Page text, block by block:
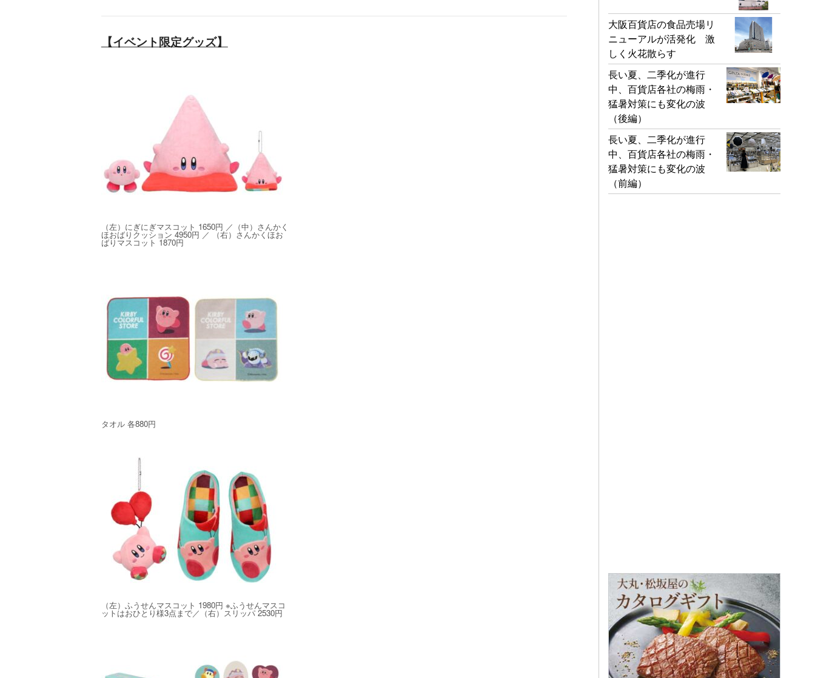
【イベント限定グッズ】
（左）にぎにぎマスコット 1650円 ／（中）さんかく
ほおばりクッション 4950円 ／ （右）さんかくほお
ばりマスコット 1870円
タオル 各880円
（左）ふうせんマスコット 1980円 ※ふうせんマスコ
ットはおひとり様3点まで／（右）スリッパ 2530円
大阪百貨店の食品売場リ
ニューアルが活発化 激
しく火花散らす
長い夏、二季化が進行
中、百貨店各社の梅雨・
猛暑対策にも変化の波
（後編）
長い夏、二季化が進行
中、百貨店各社の梅雨・
猛暑対策にも変化の波
（前編）